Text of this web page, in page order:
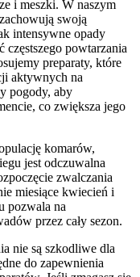
i meszki. W naszym
swoją
intensywne opady
częstszego powtarzania
preparaty, które
aktywnych na
pogody, aby
co zwiększa jego
komarów,
jest odczuwalna
zwalczania
miesiące kwiecień i
pozwala na
przez cały sezon.
nie są szkodliwe dla
do zapewnienia